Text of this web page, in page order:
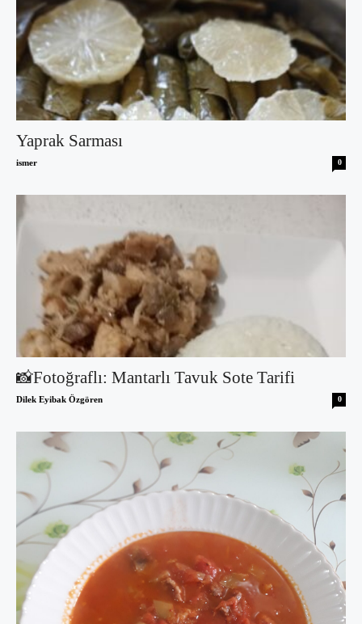
Yaprak Sarması
ismer 0
📸Fotoğraflı: Mantarlı Tavuk Sote Tarifi
Dilek Eyibak Özgören 0